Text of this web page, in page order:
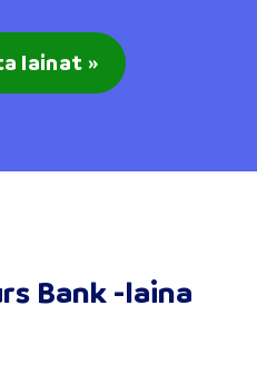
lainat »
Bank -laina